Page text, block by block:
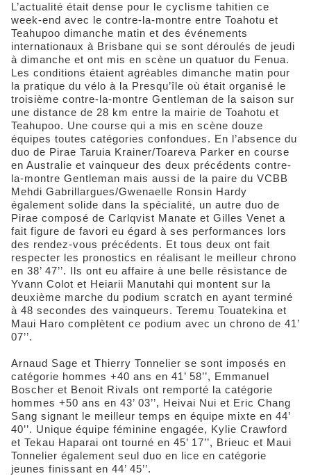
L’actualité était dense pour le cyclisme tahitien ce
week-end avec le contre-la-montre entre Toahotu et
Teahupoo dimanche matin et des événements
internationaux à Brisbane qui se sont déroulés de jeudi
à dimanche et ont mis en scène un quatuor du Fenua.
Les conditions étaient agréables dimanche matin pour
la pratique du vélo à la Presqu’île où était organisé le
troisième contre-la-montre Gentleman de la saison sur
une distance de 28 km entre la mairie de Toahotu et
Teahupoo. Une course qui a mis en scène douze
équipes toutes catégories confondues. En l’absence du
duo de Pirae Taruia Krainer/Toareva Parker en course
en Australie et vainqueur des deux précédents contre-
la-montre Gentleman mais aussi de la paire du VCBB
Mehdi Gabrillargues/Gwenaelle Ronsin Hardy
également solide dans la spécialité, un autre duo de
Pirae composé de Carlqvist Manate et Gilles Venet a
fait figure de favori eu égard à ses performances lors
des rendez-vous précédents. Et tous deux ont fait
respecter les pronostics en réalisant le meilleur chrono
en 38’ 47’’. Ils ont eu affaire à une belle résistance de
Yvann Colot et Heiarii Manutahi qui montent sur la
deuxième marche du podium scratch en ayant terminé
à 48 secondes des vainqueurs. Teremu Touatekina et
Maui Haro complètent ce podium avec un chrono de 41’
07’’.
Arnaud Sage et Thierry Tonnelier se sont imposés en
catégorie hommes +40 ans en 41’ 58’’, Emmanuel
Boscher et Benoit Rivals ont remporté la catégorie
hommes +50 ans en 43’ 03’’, Heivai Nui et Eric Chang
Sang signant le meilleur temps en équipe mixte en 44’
40’’. Unique équipe féminine engagée, Kylie Crawford
et Tekau Haparai ont tourné en 45’ 17’’, Brieuc et Maui
Tonnelier également seul duo en lice en catégorie
jeunes finissant en 44’ 45’’.